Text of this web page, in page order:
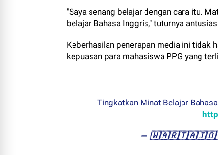
"Saya senang belajar dengan cara itu.
belajar Bahasa Inggris," tuturnya antusias.
Keberhasilan penerapan media ini tidak
kepuasan para mahasiswa PPG yang
Tingkatkan Minat Belajar
—